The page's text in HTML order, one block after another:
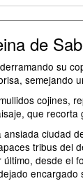
de
su
semejando
cojines,
que
ciudad
tribus del
desde el
encargado